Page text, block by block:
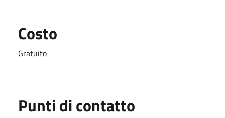
Costo
Gratuito
Punti di contatto